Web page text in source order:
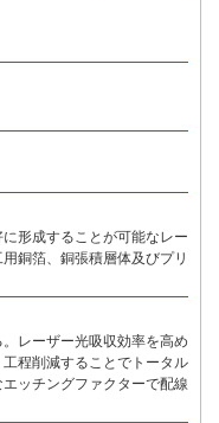
形成することが可能なレー
銅箔、銅張積層体及びプリ
レーザー光吸収効率を高め
程削減することでトータル
ッチングファクターで配線